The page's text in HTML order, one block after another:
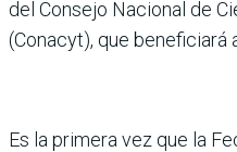
del Consejo Nacional de
(Conacyt), que beneficiará
Es la primera vez que la